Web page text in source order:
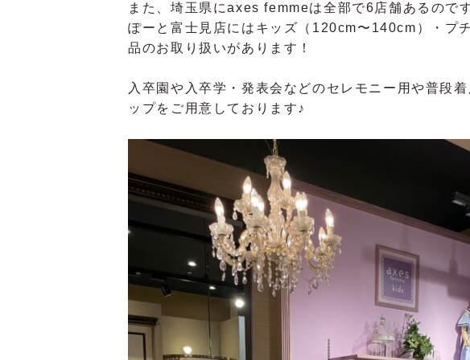
また、埼玉県にaxes femmeは全部で6店舗あるので
ぽーと富士見店にはキッズ（120cm〜140cm）・プ
品のお取り扱いがあります！
入卒園や入卒学・発表会などのセレモニー用や普段
ップをご用意しております♪